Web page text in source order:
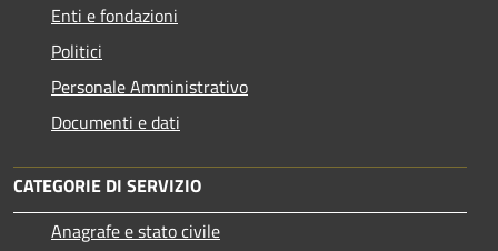
Enti e fondazioni
Politici
Personale Amministrativo
Documenti e dati
CATEGORIE DI SERVIZIO
Anagrafe e stato civile